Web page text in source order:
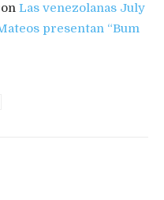
Las venezolanas July
presentan “Bum